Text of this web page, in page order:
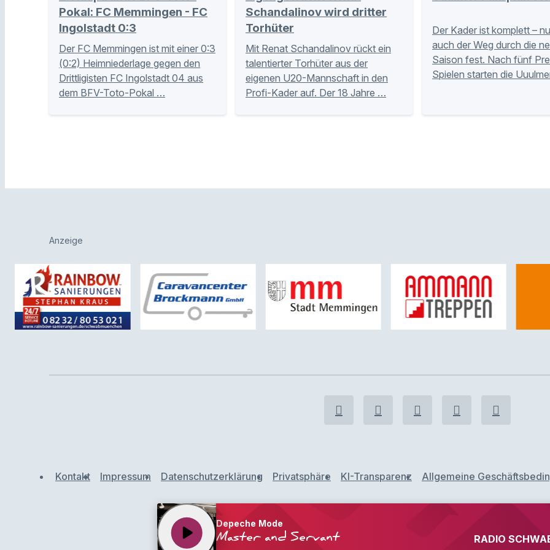
Pokal: FC Memmingen - FC
Ingolstadt 0:3
Der FC Memmingen ist mit einer 0:3
(0:2) Heimniederlage gegen den
Drittligisten FC Ingolstadt 04 aus
dem BFV-Toto-Pokal …
Schandalinov wird dritter
Torhüter
Mit Renat Schandalinov rückt ein
talentierter Torhüter aus der
eigenen U20-Mannschaft in den
Profi-Kader auf. Der 18 Jahre …
Der Kader ist komplett –
auch der Weg durch die
Saison fest. Nach fünf
Spielen starten die
Anzeige
Kontakt Impressum Datenschutzerklärung Privatsphäre KI-Transparenz Allgemeine
Depeche Mode
Master and Servant
play_arrow RADIO